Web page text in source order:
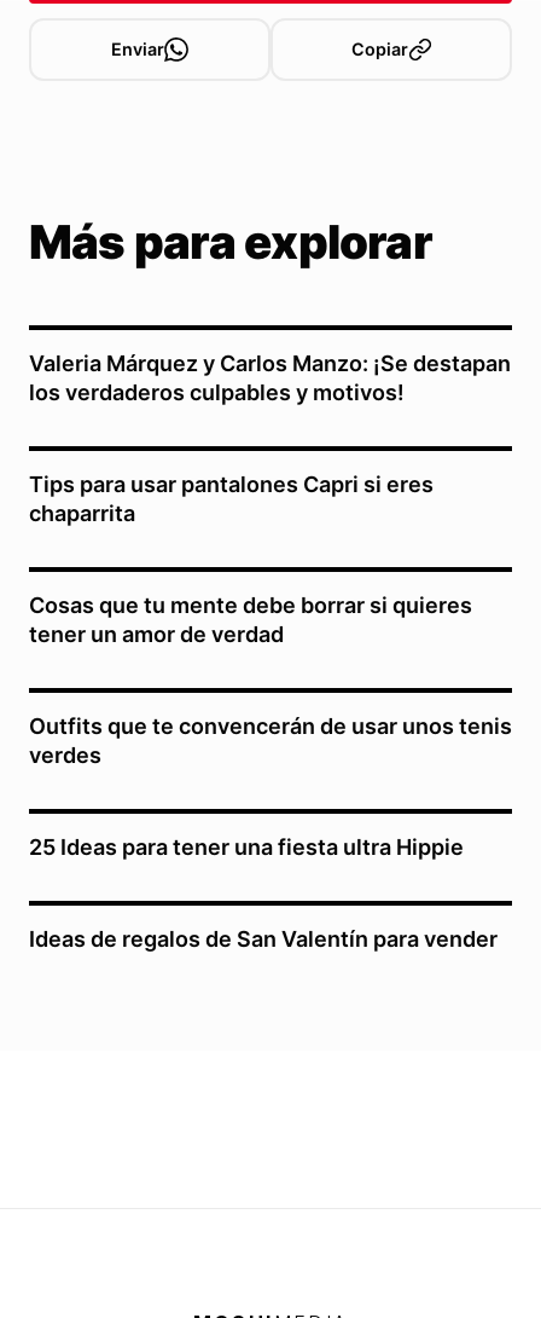
Enviar Copiar
Más para explorar
Valeria Márquez y Carlos Manzo: ¡Se destapan
los verdaderos culpables y motivos!
Tips para usar pantalones Capri si eres
chaparrita
Cosas que tu mente debe borrar si quieres
tener un amor de verdad
Outfits que te convencerán de usar unos tenis
verdes
25 Ideas para tener una fiesta ultra Hippie
Ideas de regalos de San Valentín para vender